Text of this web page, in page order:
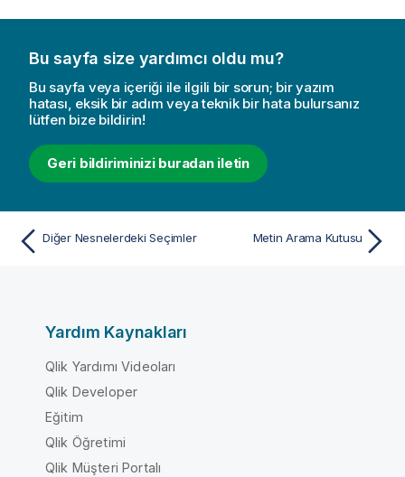
Bu sayfa size yardımcı oldu mu?
Bu sayfa veya içeriği ile ilgili bir sorun; bir yazım
hatası, eksik bir adım veya teknik bir hata bulursanız
lütfen bize bildirin!
Geri bildiriminizi buradan iletin
Diğer Nesnelerdeki Seçimler Metin Arama Kutusu
Yardım Kaynakları
Qlik Yardımı Videoları
Qlik Developer
Eğitim
Qlik Öğretimi
Qlik Müşteri Portalı